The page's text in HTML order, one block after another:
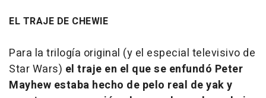
EL TRAJE DE CHEWIE
Para la trilogía original (y el especial televisivo de
Star Wars) el traje en el que se enfundó Peter
Mayhew estaba hecho de pelo real de yaky